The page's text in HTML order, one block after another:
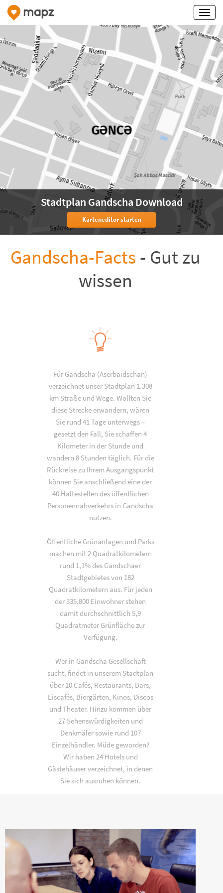
Stadtplan Gandscha Download
Karteneditor starten
Gandscha-Facts - Gut zu
wissen
Für Gandscha (Aserbaidschan)
verzeichnet unser Stadtplan 1.308
km Straße und Wege. Wollten Sie
diese Strecke erwandern, wären
Sie rund 41 Tage unterwegs –
gesetzt den Fall, Sie schaffen 4
Kilometer in der Stunde und
wandern 8 Stunden täglich. Für die
Rückreise zu Ihrem Ausgangspunkt
können Sie anschließend eine der
40 Haltestellen des öffentlichen
Personennahverkehrs in Gandscha
nutzen.
Öffentliche Grünanlagen und Parks
machen mit 2 Quadratkilometern
rund 1,1% des Gandschaer
Stadtgebietes von 182
Quadratkilometern aus. Für jeden
der 335.800 Einwohner stehen
damit durchschnittlich 5,9
Quadratmeter Grünfläche zur
Verfügung.
Wer in Gandscha Gesellschaft
sucht, findet in unserem Stadtplan
über 10 Cafés, Restaurants, Bars,
Eiscafés, Biergärten, Kinos, Discos
und Theater. Hinzu kommen über
27 Sehenswürdigkeiten und
Denkmäler sowie rund 107
Einzelhändler. Müde geworden?
Wir haben 24 Hotels und
Gästehäuser verzeichnet, in denen
Sie sich ausruhen können.